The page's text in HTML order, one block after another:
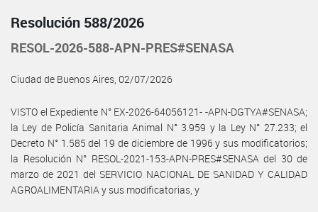
Resolución 588/2026
RESOL-2026-588-APN-PRES#SENASA
Ciudad de Buenos Aires, 02/07/2026
VISTO el Expediente N° EX-2026-64056121- -APN-DGTYA#SENASA;
la Ley de Policía Sanitaria Animal N° 3.959 y la Ley N° 27.233; el
Decreto N° 1.585 del 19 de diciembre de 1996 y sus modificatorios;
la Resolución N° RESOL-2021-153-APN-PRES#SENASA del 30 de
marzo de 2021 del SERVICIO NACIONAL DE SANIDAD Y CALIDAD
AGROALIMENTARIA y sus modificatorias, y